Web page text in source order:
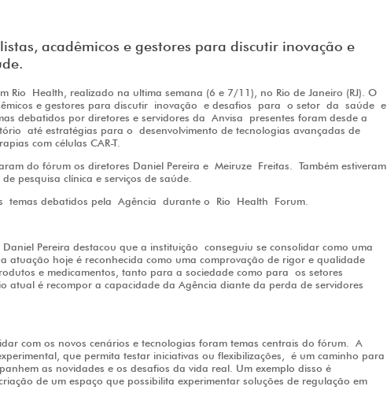
acadêmicos e gestores para discutir inovação e
Rio Health, realizado na ultima semana (6 e 7/11), no Rio de Janeiro (RJ). O
e gestores para discutir inovação e desafios para o setor da saúde e
debatidos por diretores e servidores da Anvisa presentes foram desde a
até estratégias para o desenvolvimento de tecnologias avançadas de
com células CAR-T.
do fórum os diretores Daniel Pereira e Meiruze Freitas. Também estiveram
pesquisa clínica e serviços de saúde.
temas debatidos pela Agência durante o Rio Health Forum.
Pereira destacou que a instituição conseguiu se consolidar como uma
atuação hoje é reconhecida como uma comprovação de rigor e qualidade
e medicamentos, tanto para a sociedade como para os setores
atual é recompor a capacidade da Agência diante da perda de servidores
com os novos cenários e tecnologias foram temas centrais do fórum. A
que permita testar iniciativas ou flexibilizações, é um caminho para
as novidades e os desafios da vida real. Um exemplo disso é
de um espaço que possibilita experimentar soluções de regulação em